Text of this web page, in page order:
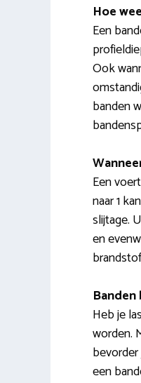
Hoe
Een
Ook
banden
Een
naar 1
slijtage.
en
Heb je
worden.
een